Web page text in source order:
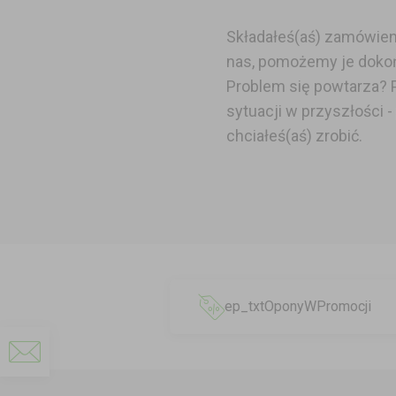
Składałeś(aś)
nas, pomożemy je
Problem się powtarza?
sytuacji w przyszłości
chciałeś(aś) zrobić.
ep_txtOponyWPromocji